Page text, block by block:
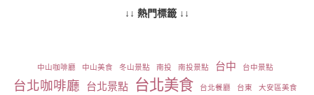
↓↓ 熱門標籤 ↓↓
中山咖啡廳 中山美食 冬山景點 南投 南投景點 台中 台中景點
台北咖啡廳 台北景點 台北美食 台北餐廳 台東 大安區美食